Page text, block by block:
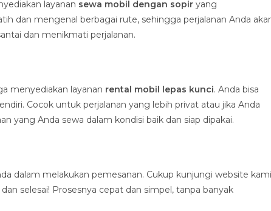
layanan sewa mobil dengan sopir yang
dan mengenal berbagai rute, sehingga perjalanan Anda
dan menikmati perjalanan.
menyediakan layanan rental mobil lepas kunci. Anda bisa
Cocok untuk perjalanan yang lebih privat atau jika Anda
yang Anda sewa dalam kondisi baik dan siap dipakai.
dalam melakukan pemesanan. Cukup kunjungi website
selesai! Prosesnya cepat dan simpel, tanpa banyak